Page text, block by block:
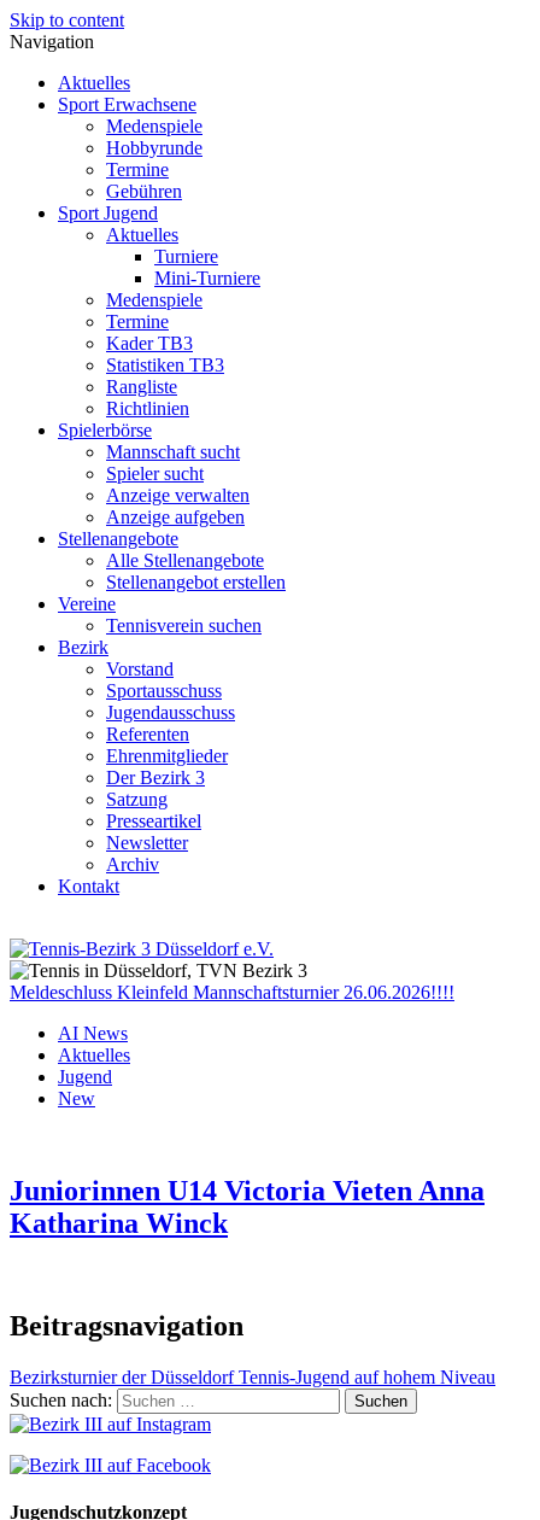
Skip to content
Navigation
Aktuelles
Sport Erwachsene
Medenspiele
Hobbyrunde
Termine
Gebühren
Sport Jugend
Aktuelles
Turniere
Mini-Turniere
Medenspiele
Termine
Kader TB3
Statistiken TB3
Rangliste
Richtlinien
Spielerbörse
Mannschaft sucht
Spieler sucht
Anzeige verwalten
Anzeige aufgeben
Stellenangebote
Alle Stellenangebote
Stellenangebot erstellen
Vereine
Tennisverein suchen
Bezirk
Vorstand
Sportausschuss
Jugendausschuss
Referenten
Ehrenmitglieder
Der Bezirk 3
Satzung
Presseartikel
Newsletter
Archiv
Kontakt
Meldeschluss Kleinfeld Mannschaftsturnier 26.06.2026!!!!
AI News
Aktuelles
Jugend
New
Juniorinnen U14 Victoria Vieten Anna
Katharina Winck
Beitragsnavigation
Bezirksturnier der Düsseldorf Tennis-Jugend auf hohem Niveau
Suchen nach:
Jugendschutzkonzept